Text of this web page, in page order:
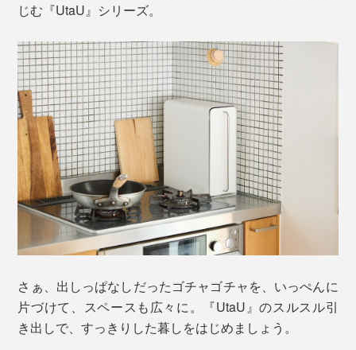
じむ『UtaU』シリーズ。
さぁ、出しっぱなしだったゴチャゴチャを、いっぺんに
片づけて、スペースも広々に。『UtaU』のスルスル引
き出しで、すっきりした暮しをはじめましょう。